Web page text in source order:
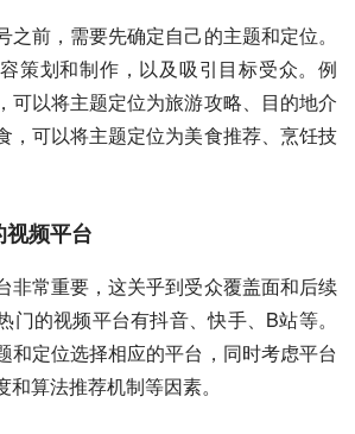
前，需要先确定自己的主题和定位。
策划和制作，以及吸引目标受众。例
可以将主题定位为旅游攻略、目的地介
，可以将主题定位为美食推荐、烹饪技
频平台
非常重要，这关乎到受众覆盖面和后续
门的视频平台有抖音、快手、B站等。
和定位选择相应的平台，同时考虑平台
算法推荐机制等因素。